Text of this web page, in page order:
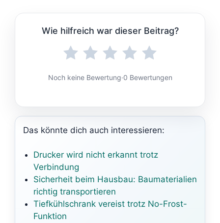
Wie hilfreich war dieser Beitrag?
Noch keine Bewertung·0 Bewertungen
Das könnte dich auch interessieren:
Drucker wird nicht erkannt trotz
Verbindung
Sicherheit beim Hausbau: Baumaterialien
richtig transportieren
Tiefkühlschrank vereist trotz No-Frost-
Funktion